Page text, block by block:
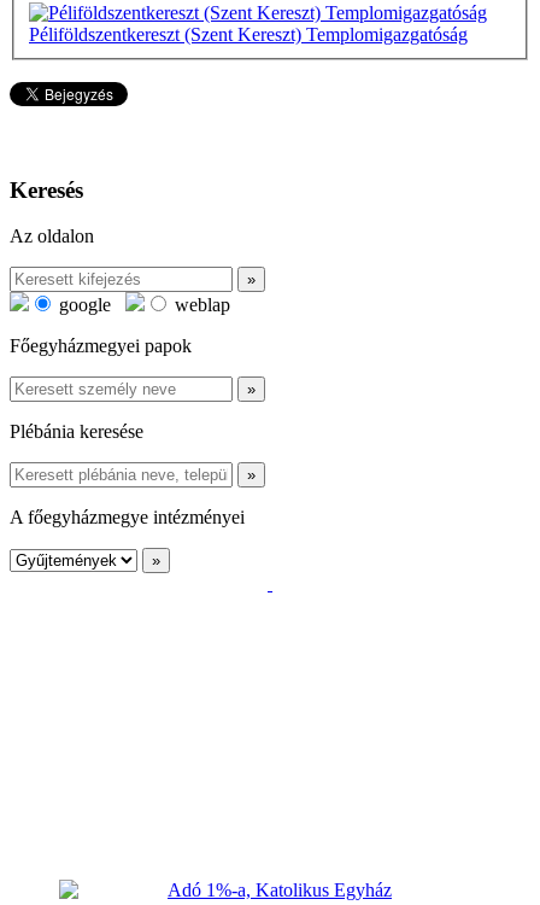
Péliföldszentkereszt (Szent Kereszt) Templomigazgatóság
Keresés
Az oldalon
google
weblap
Főegyházmegyei papok
Plébánia keresése
A főegyházmegye intézményei